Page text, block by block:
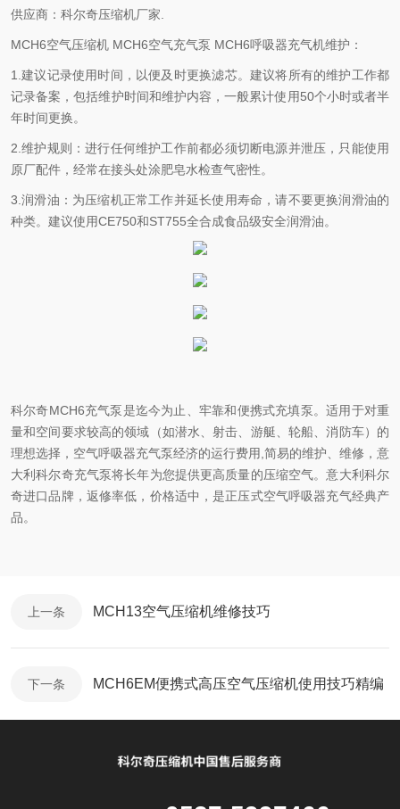
供应商：科尔奇压缩机厂家.
MCH6空气压缩机 MCH6空气充气泵 MCH6呼吸器充气机维护：
1.建议记录使用时间，以便及时更换滤芯。建议将所有的维护工作都
记录备案，包括维护时间和维护内容，一般累计使用50个小时或者半
年时间更换。
2.维护规则：进行任何维护工作前都必须切断电源并泄压，只能使用
原厂配件，经常在接头处涂肥皂水检查气密性。
3.润滑油：为压缩机正常工作并延长使用寿命，请不要更换润滑油的
种类。建议使用CE750和ST755全合成食品级安全润滑油。
科尔奇MCH6充气泵是迄今为止、牢靠和便携式充填泵。适用于对重
量和空间要求较高的领域（如潜水、射击、游艇、轮船、消防车）的
理想选择，空气呼吸器充气泵经济的运行费用,简易的维护、维修，意
大利科尔奇充气泵将长年为您提供更高质量的压缩空气。意大利科尔
奇进口品牌，返修率低，价格适中，是正压式空气呼吸器充气经典产
品。
上一条 MCH13空气压缩机维修技巧
下一条 MCH6EM便携式高压空气压缩机使用技巧精编